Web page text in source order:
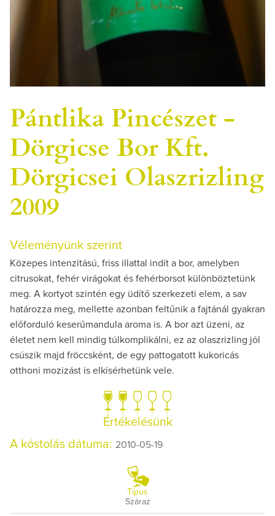
Pántlika Pincészet -
Dörgicse Bor Kft.
Dörgicsei Olaszrizling
2009
Véleményünk szerint
Közepes intenzitású, friss illattal indít a bor, amelyben
citrusokat, fehér virágokat és fehérborsot különböztetünk
meg. A kortyot szintén egy üdítő szerkezeti elem, a sav
határozza meg, mellette azonban feltűnik a fajtánál gyakran
előforduló keserűmandula aroma is. A bor azt üzeni, az
életet nem kell mindig túlkomplikálni, ez az olaszrizling jól
csúszik majd fröccsként, de egy pattogatott kukoricás
otthoni mozizást is elkísérhetünk vele.
Értékelésünk
A kóstolás dátuma: 2010-05-19
Típus
Száraz